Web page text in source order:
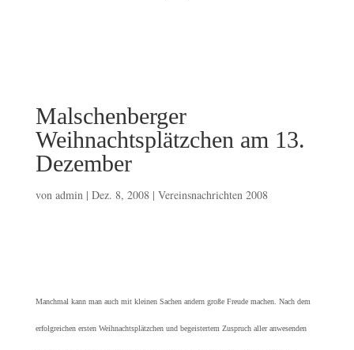
Malschenberger
Weihnachtsplätzchen am 13.
Dezember
von admin| Dez. 8, 2008| Vereinsnachrichten 2008
Manchmal kann man auch mit kleinen Sachen andern große Freude machen. Nach dem
erfolgreichen ersten Weihnachtsplätzchen und begeistertem Zuspruch aller anwesenden